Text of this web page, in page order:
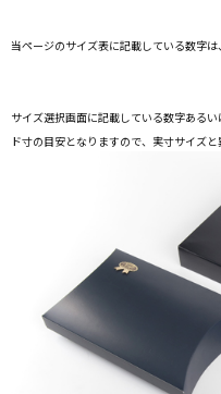
当ページのサイズ表に記載している数字は
サイズ選択画面に記載している数字ある
ド寸の目安となりますので、実寸サイズと